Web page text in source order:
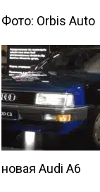
Фото: Orbis Auto
новая Audi A6